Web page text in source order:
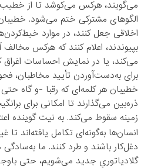
می‌گویند، هرکس می‌کوشد تا از خطیب
الگوهای مشترکی ختم می‌شود. خطیبان
اخلاقی جعل کنند، در موارد
بپیوندند، اعلام کنند که هرکس
می‌کند، یا در نمایش احساسات اغراق
برای به‌دست‌آوردن تأیید مخاطبان،
خطیبان هر کلمه‌ای که رقبا -و گاه حتی
ذره‌بین می‌گذارند تا امکانی برای
زمینه سقوط می‌کند. به نیت گوینده
انسان‌ها به‌گونه‌ای تکامل یافته‌اند تا
دغل‌کار باشند و طرد کنند. ما
گلادیاتوریِ جدید می‌شویم، حتی